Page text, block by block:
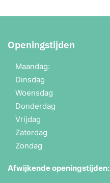
Openingstijden
Maandag:
Dinsdag
Woensdag
Donderdag
Vrijdag
Zaterdag
Zondag
Afwijkende openingstijden: